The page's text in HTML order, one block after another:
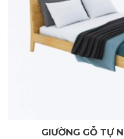
GIƯỜNG GỖ TỰ